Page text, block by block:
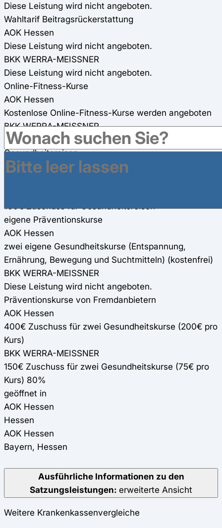
Diese Leistung wird nicht angeboten.
Wahltarif Beitragsrückerstattung
AOK Hessen
Diese Leistung wird nicht angeboten.
BKK WERRA-MEISSNER
Diese Leistung wird nicht angeboten.
Online-Fitness-Kurse
AOK Hessen
Kostenlose Online-Fitness-Kurse werden angeboten
BKK WERRA-MEISSNER
125€ Zuschuss
Gesundheitsreisen
AOK Hessen
160€ Zuschuss für Gesundheitsreisen
eigene Präventionskurse
AOK Hessen
zwei eigene Gesundheitskurse (Entspannung,
Ernährung, Bewegung und Suchtmitteln) (kostenfrei)
BKK WERRA-MEISSNER
Diese Leistung wird nicht angeboten.
Präventionskurse von Fremdanbietern
AOK Hessen
400€ Zuschuss für zwei Gesundheitskurse (200€ pro
Kurs)
BKK WERRA-MEISSNER
150€ Zuschuss für zwei Gesundheitskurse (75€ pro
Kurs) 80%
geöffnet in
AOK Hessen
Hessen
AOK Hessen
Bayern, Hessen
Ausführliche Informationen zu den
Satzungsleistungen: erweiterte Ansicht
Weitere Krankenkassenvergleiche